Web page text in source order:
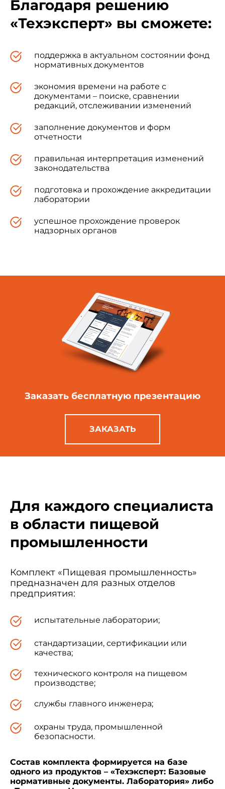
Благодаря решению
«Техэксперт» вы сможете:
поддержка в актуальном состоянии фонд
нормативных документов
экономия времени на работе с
документами – поиске, сравнении
редакций, отслеживании изменений
заполнение документов и форм
отчетности
правильная интерпретация изменений
законодательства
подготовка и прохождение аккредитации
лаборатории
успешное прохождение проверок
надзорных органов
Заказать бесплатную презентацию
ЗАКАЗАТЬ
Для каждого специалиста
в области пищевой
промышленности
Комплект «Пищевая промышленность»
предназначен для разных отделов
предприятия:
испытательные лаборатории;
стандартизации, сертификации или
качества;
технического контроля на пищевом
производстве;
службы главного инженера;
охраны труда, промышленной
безопасности.
Состав комплекта формируется на базе
одного из продуктов – «Техэксперт: Базовые
нормативные документы. Лаборатория» либо